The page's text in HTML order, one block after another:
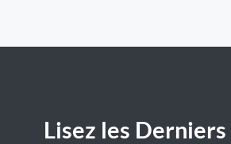
Lisez les